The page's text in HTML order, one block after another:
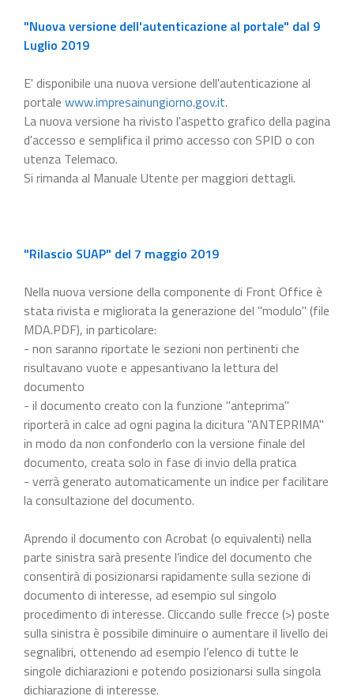
"Nuova versione dell'autenticazione al portale" dal 9
Luglio 2019
E' disponibile una nuova versione dell'autenticazione al
portale www.impresainungiorno.gov.it.
La nuova versione ha rivisto l'aspetto grafico della pagina
d'accesso e semplifica il primo accesso con SPID o con
utenza Telemaco.
Si rimanda al Manuale Utente per maggiori dettagli.
"Rilascio SUAP" del 7 maggio 2019
Nella nuova versione della componente di Front Office è
stata rivista e migliorata la generazione del "modulo" (file
MDA.PDF), in particolare:
- non saranno riportate le sezioni non pertinenti che
risultavano vuote e appesantivano la lettura del
documento
- il documento creato con la funzione "anteprima"
riporterà in calce ad ogni pagina la dicitura "ANTEPRIMA"
in modo da non confonderlo con la versione finale del
documento, creata solo in fase di invio della pratica
- verrà generato automaticamente un indice per facilitare
la consultazione del documento.
Aprendo il documento con Acrobat (o equivalenti) nella
parte sinistra sarà presente l’indice del documento che
consentirà di posizionarsi rapidamente sulla sezione di
documento di interesse, ad esempio sul singolo
procedimento di interesse. Cliccando sulle frecce (>) poste
sulla sinistra è possibile diminuire o aumentare il livello dei
segnalibri, ottenendo ad esempio l’elenco di tutte le
singole dichiarazioni e potendo posizionarsi sulla singola
dichiarazione di interesse.